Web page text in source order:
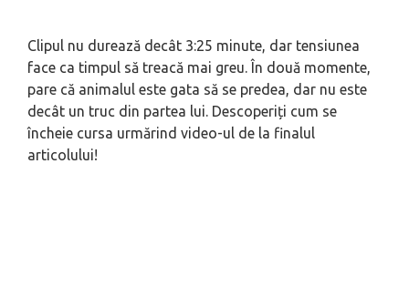
Clipul nu durează decât 3:25 minute, dar tensiunea
face ca timpul să treacă mai greu. În două momente,
pare că animalul este gata să se predea, dar nu este
decât un truc din partea lui. Descoperiți cum se
încheie cursa urmărind video-ul de la finalul
articolului!